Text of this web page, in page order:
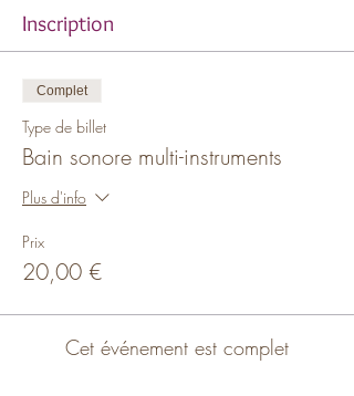
Inscription
Complet
Type de billet
Bain sonore multi-instruments
Plus d'info
Prix
20,00 €
Cet événement est complet